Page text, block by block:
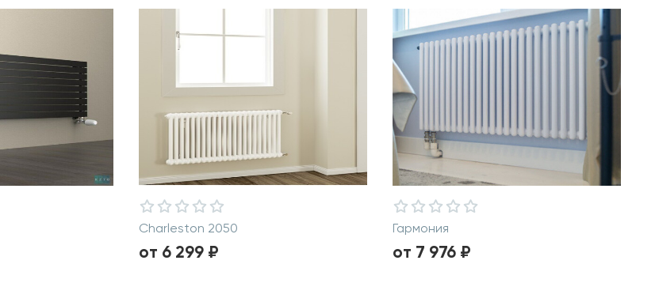
Charleston 2050
от 6 299 ₽
Гармония
от 7 976 ₽